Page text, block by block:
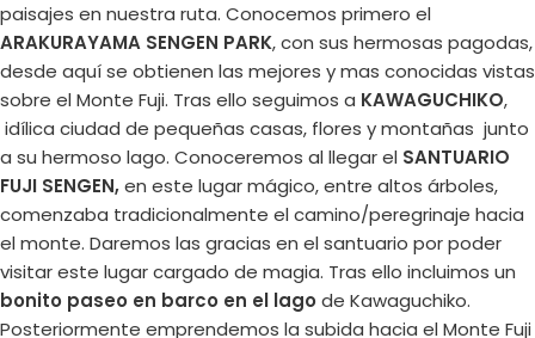
paisajes en nuestra ruta. Conocemos primero el
ARAKURAYAMA SENGEN PARK, con sus hermosas pagodas,
desde aquí se obtienen las mejores y mas conocidas vistas
sobre el Monte Fuji. Tras ello seguimos a KAWAGUCHIKO,
idílica ciudad de pequeñas casas, flores y montañas junto
a su hermoso lago. Conoceremos al llegar el SANTUARIO
FUJI SENGEN,en este lugar mágico, entre altos árboles,
comenzaba tradicionalmente el camino/peregrinaje hacia
el monte. Daremos las gracias en el santuario por poder
visitar este lugar cargado de magia. Tras ello incluimos un
bonito paseo en barco en el lago de Kawaguchiko.
Posteriormente emprendemos la subida hacia el Monte Fuji